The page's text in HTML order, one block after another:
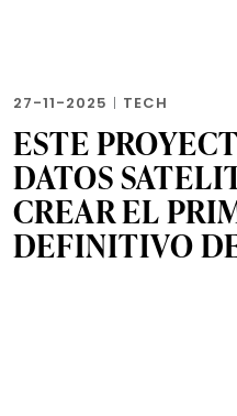
27-11-2025 | TECH
ESTE
DATOS
CREAR EL
DEFINITIVO